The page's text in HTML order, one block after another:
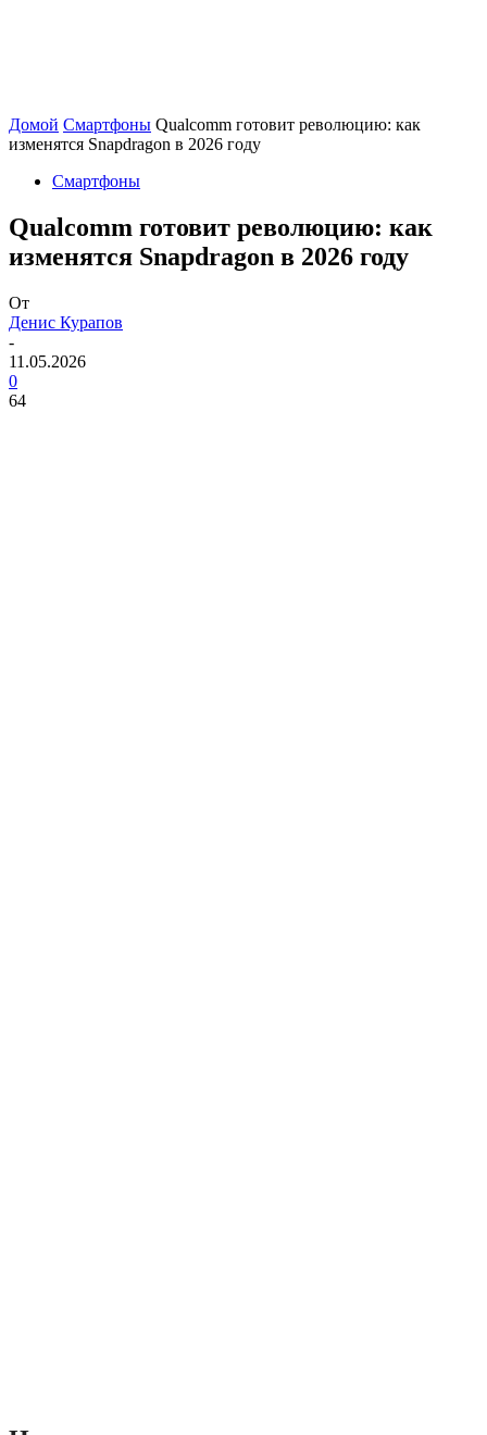
Домой Смартфоны Qualcomm готовит революцию: как
изменятся Snapdragon в 2026 году
Смартфоны
Qualcomm готовит революцию: как
изменятся Snapdragon в 2026 году
От
Денис Курапов
-
11.05.2026
0
64